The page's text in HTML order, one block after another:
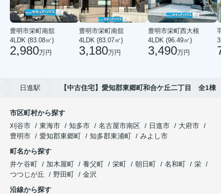
豊明市栄町南舘
4LDK (83.08㎡)
2,980万円
豊明市栄町南舘
4LDK (83.07㎡)
3,180万円
豊明市栄町西大根
4LDK (96.49㎡)
3,490万円
日進駅 【中古住宅】愛知郡東郷町和合ケ丘二丁目 全1棟
市区町村から探す
刈谷市
東海市 知多市 名古屋市南区 日進市
大府市
豊明市
愛知郡東郷町 知多郡東浦町
みよし市
町名から探す
井ケ谷町
加木屋町 養父町 栄町 朝日町 名和町
栄
つつじが丘
野田町
金沢
沿線から探す